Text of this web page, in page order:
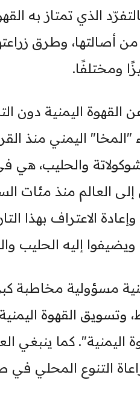
الذي تمتاز به
من أصالتها، وطرق
ومختلفًا.
القهوة اليمنية دون
"المخا" اليمني منذ
والحليب، هي
العالم منذ مئات
وإعادة الاعتراف بهذا
ويضيفوا إليه الحليب
مسؤولية مخاطبة
وتسويق القهوة
اليمنية". كما ينبغي
التنوع المحلي